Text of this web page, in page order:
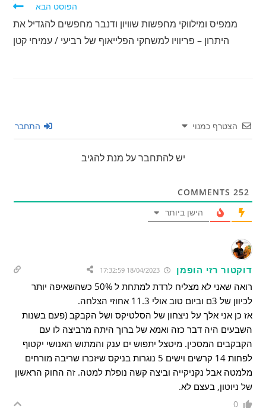
הפוסט הבא
ממפיס ומילווקי מחפשות שוויון ודנבר מחפשים להגדיל את
היתרון – פריוויו למשחקי הפלייאוף של רביעי / עמיחי קטן
הצטרף כמנוי התחבר
יש להתחבר על מנת להגיב
252
הישן ביותר
דוקטור רזי הופמן
רואה שאני לא מצליח לרדת למתחת ל 50% כשהשאיפה יותר
לכיוון של 3ם וביום טוב אולי 11.3 אחוזי הצלחה.
אז כן אני אלך על ניצחון של הסלטיקס ושל הקבקב (פעם בשנות
השבעים היה דבר כזה ואמא של ברוך היתה מרביצה לו עם
הקבקבים המסכין. מיטצל יתפוש ים ענק והמתוש האנושי יקטוף
לפחות 14 קרשים וישים 5 נוגרות בניקס שיזכרו שריבה מורחים
מלמטה אבל נקניקייה וביצה קשה נופלת למטה. זה החוק הראשון
של ניוטון, בעצם לא.
0